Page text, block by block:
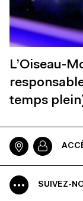
L’Oiseau-
temps
SUIVEZ-